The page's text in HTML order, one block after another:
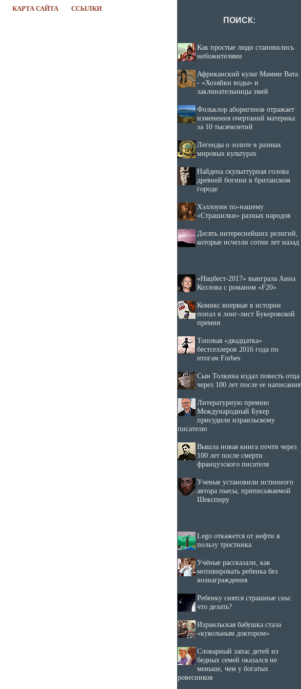
КАРТА САЙТА ССЫЛКИ
ПОИСК:
Как простые люди становились
небожителями
Африканский культ Мамми Вата
- «Хозяйки воды» и
заклинательницы змей
Фольклор аборигенов отражает
изменения очертаний материка
за 10 тысячелетий
Легенды о золоте в разных
мировых культурах
Найдена скульптурная голова
древней богини в британском
городе
Хэллоуин по-нашему
«Страшилки» разных народов
Десять интереснейших религий,
которые исчезли сотни лет назад
«Нацбест-2017» выиграла Анна
Козлова с романом «F20»
Комикс впервые в истории
попал в лонг-лист Букеровской
премии
Топовая «двадцатка»
бестселлеров 2016 года по
итогам Forbes
Сын Толкина издал повесть отца
через 100 лет после ее написания
Литературную премию
Международный Букер
присудили израильскому
писателю
Вышла новая книга почти через
100 лет после смерти
французского писателя
Ученые установили истинного
автора пьесы, приписываемой
Шекспиру
Lego откажется от нефти в
пользу тростника
Учёные рассказали, как
мотивировать ребенка без
вознаграждения
Ребенку снятся страшные сны:
что делать?
Израильская бабушка стала
«кукольным доктором»
Словарный запас детей из
бедных семей оказался не
меньше, чем у богатых
ровесников